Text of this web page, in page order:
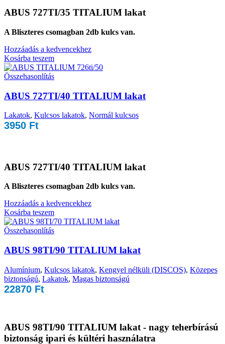
ABUS 727TI/35 TITALIUM lakat
A Bliszteres csomagban 2db kulcs van.
Hozzáadás a kedvencekhez
Kosárba teszem
Összehasonlítás
ABUS 727TI/40 TITALIUM lakat
Lakatok, Kulcsos lakatok, Normál kulcsos
3950 Ft
ABUS 727TI/40 TITALIUM lakat
A Bliszteres csomagban 2db kulcs van.
Hozzáadás a kedvencekhez
Kosárba teszem
Összehasonlítás
ABUS 98TI/90 TITALIUM lakat
Alumínium, Kulcsos lakatok, Kengyel nélküli (DISCOS), Közepes
biztonságú, Lakatok, Magas biztonságú
22870 Ft
ABUS 98TI/90 TITALIUM lakat - nagy teherbírású
biztonság ipari és kültéri használatra